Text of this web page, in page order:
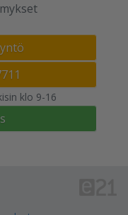
klo 9-16